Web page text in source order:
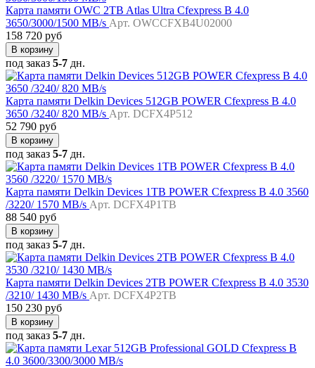
Карта памяти OWC 2TB Atlas Ultra Cfexpress B 4.0
3650/3000/1500 MB/s Арт. OWCCFXB4U02000
158 720 руб
В корзину
под заказ 5-7 дн.
Карта памяти Delkin Devices 512GB POWER Cfexpress B 4.0
3650 /3240/ 820 MB/s Арт. DCFX4P512
52 790 руб
В корзину
под заказ 5-7 дн.
Карта памяти Delkin Devices 1TB POWER Cfexpress B 4.0 3560
/3220/ 1570 MB/s Арт. DCFX4P1TB
88 540 руб
В корзину
под заказ 5-7 дн.
Карта памяти Delkin Devices 2TB POWER Cfexpress B 4.0 3530
/3210/ 1430 MB/s Арт. DCFX4P2TB
150 230 руб
В корзину
под заказ 5-7 дн.